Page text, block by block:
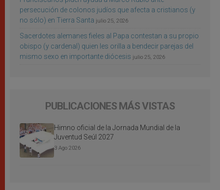
persecución de colonos judíos que afecta a cristianos (y
no sólo) en Tierra Santa julio 25, 2026
Sacerdotes alemanes fieles al Papa contestan a su propio
obispo (y cardenal) quien les orilla a bendecir parejas del
mismo sexo en importante diócesis julio 25, 2026
PUBLICACIONES MÁS VISTAS
Himno oficial de la Jornada Mundial de la
Juventud Seúl 2027
3 Ago 2026